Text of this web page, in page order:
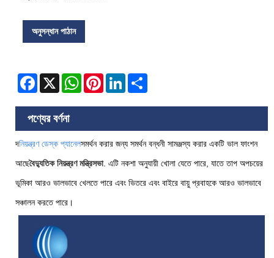
অনুসন্ধান পাঠান
Facebook
X WhatsAppPinterestLinkedIn
পণ্যের বর্ণনা
দনিয়ন্ত্রণ ডেস্ক প্যানেলসমর্থন করার জন্য সমর্থন বন্ধনী সামঞ্জস্য করার একটি ভাল ফাংশন
আছেবৈদ্যুতিক নিয়ন্ত্রণ মন্ত্রিসভা. এটি নকশা অনুযায়ী খোলা যেতে পারে, যাতে তাপ অপচয়ের
ভূমিকা আরও ভালভাবে খেলতে পারে এবং ভিতরে এবং বাইরে বায়ু প্রবাহকে আরও ভালভাবে
সঞ্চালন করতে পারে।